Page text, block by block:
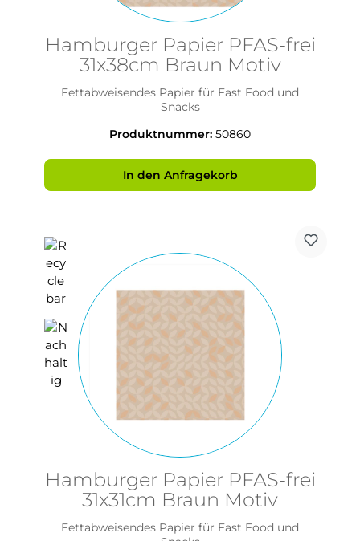
Hamburger Papier PFAS-frei
31x38cm Braun Motiv
Fettabweisendes Papier für Fast Food und
Snacks
Produktnummer: 50860
In den Anfragekorb
Hamburger Papier PFAS-frei
31x31cm Braun Motiv
Fettabweisendes Papier für Fast Food und